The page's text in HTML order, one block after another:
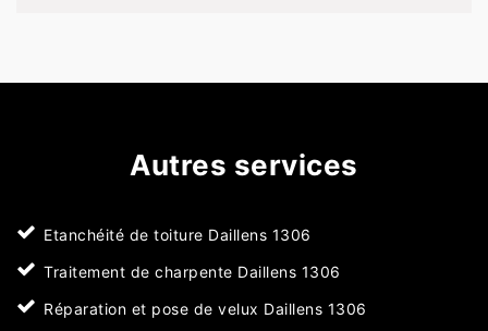
Autres services
Etanchéité de toiture Daillens 1306
Traitement de charpente Daillens 1306
Réparation et pose de velux Daillens 1306